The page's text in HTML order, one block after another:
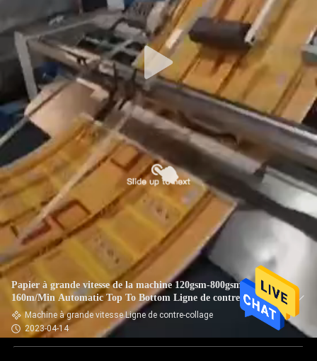
Papier à grande vitesse de la machine 120gsm-800gsm
160m/Min Automatic Top To Bottom Ligne de contre-collage
de haute précision
Machine à grande vitesse Ligne de contre-collage
2023-04-14